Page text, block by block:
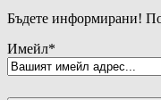
Бъдете информирани!
Имейл*